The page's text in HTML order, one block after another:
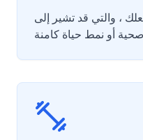
، والتي قد تشير إلى